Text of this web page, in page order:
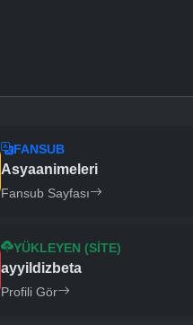
FANSUB
Asyaanimeleri
Fansub Sayfası
YÜKLEYEN (SITE)
ayyildizbeta
Profili Gör